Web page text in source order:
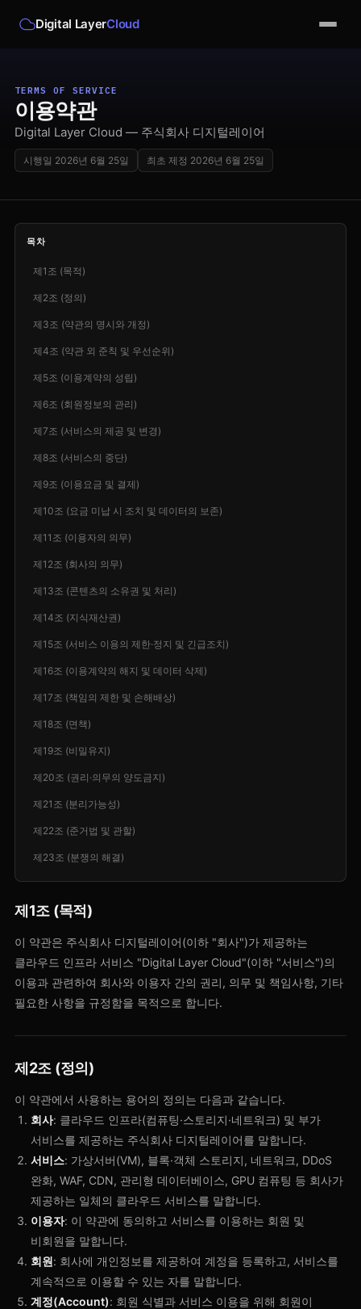
Digital LayerCloud
TERMS OF SERVICE
이용약관
Digital Layer Cloud — 주식회사 디지털레이어
시행일 2026년 6월 25일 최초 제정 2026년 6월 25일
목차
제1조 (목적)
제2조 (정의)
제3조 (약관의 명시와 개정)
제4조 (약관 외 준칙 및 우선순위)
제5조 (이용계약의 성립)
제6조 (회원정보의 관리)
제7조 (서비스의 제공 및 변경)
제8조 (서비스의 중단)
제9조 (이용요금 및 결제)
제10조 (요금 미납 시 조치 및 데이터의 보존)
제11조 (이용자의 의무)
제12조 (회사의 의무)
제13조 (콘텐츠의 소유권 및 처리)
제14조 (지식재산권)
제15조 (서비스 이용의 제한·정지 및 긴급조치)
제16조 (이용계약의 해지 및 데이터 삭제)
제17조 (책임의 제한 및 손해배상)
제18조 (면책)
제19조 (비밀유지)
제20조 (권리·의무의 양도금지)
제21조 (분리가능성)
제22조 (준거법 및 관할)
제23조 (분쟁의 해결)
제1조 (목적)
이 약관은 주식회사 디지털레이어(이하 "회사")가 제공하는
클라우드 인프라 서비스 "Digital Layer Cloud"(이하 "서비스")의
이용과 관련하여 회사와 이용자 간의 권리, 의무 및 책임사항, 기타
필요한 사항을 규정함을 목적으로 합니다.
제2조 (정의)
이 약관에서 사용하는 용어의 정의는 다음과 같습니다.
회사: 클라우드 인프라(컴퓨팅·스토리지·네트워크) 및 부가
서비스를 제공하는 주식회사 디지털레이어를 말합니다.
서비스: 가상서버(VM), 블록·객체 스토리지, 네트워크, DDoS
완화, WAF, CDN, 관리형 데이터베이스, GPU 컴퓨팅 등 회사가
제공하는 일체의 클라우드 서비스를 말합니다.
이용자: 이 약관에 동의하고 서비스를 이용하는 회원 및
비회원을 말합니다.
회원: 회사에 개인정보를 제공하여 계정을 등록하고, 서비스를
계속적으로 이용할 수 있는 자를 말합니다.
계정(Account): 회원 식별과 서비스 이용을 위해 회원이